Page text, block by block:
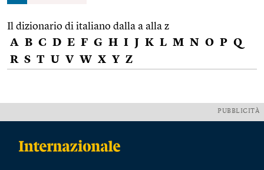
Il dizionario di italiano dalla a alla z
A B C D E F G H I J K L M N O P Q
R S T U V W X Y Z
PUBBLICITÀ